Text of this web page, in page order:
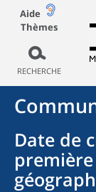
Aide
Thèmes
RECHERCHE
Date de